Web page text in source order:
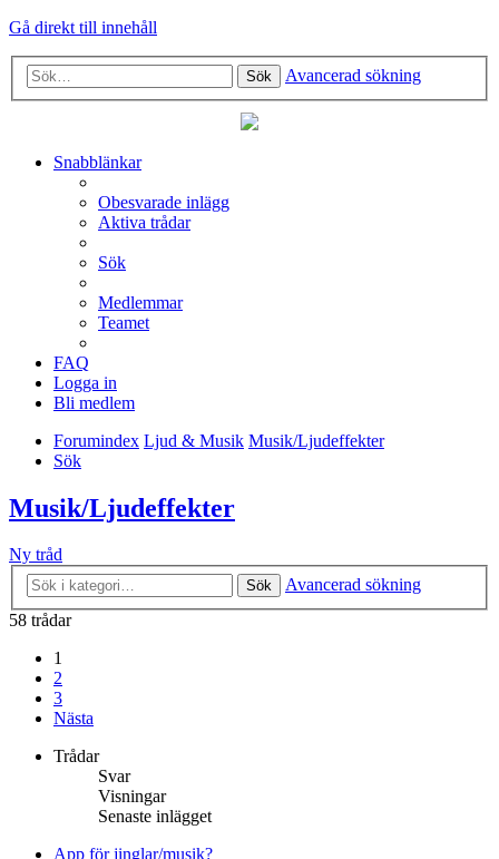
Gå direkt till innehåll
Sök Avancerad sökning
Snabblänkar
Obesvarade inlägg
Aktiva trådar
Sök
Medlemmar
Teamet
FAQ
Logga in
Bli medlem
Forumindex Ljud & Musik Musik/Ljudeffekter
Sök
Musik/Ljudeffekter
Ny tråd
Sök
Avancerad sökning
58 trådar
1
2
3
Nästa
Trådar
Svar
Visningar
Senaste inlägget
App för jinglar/musik?